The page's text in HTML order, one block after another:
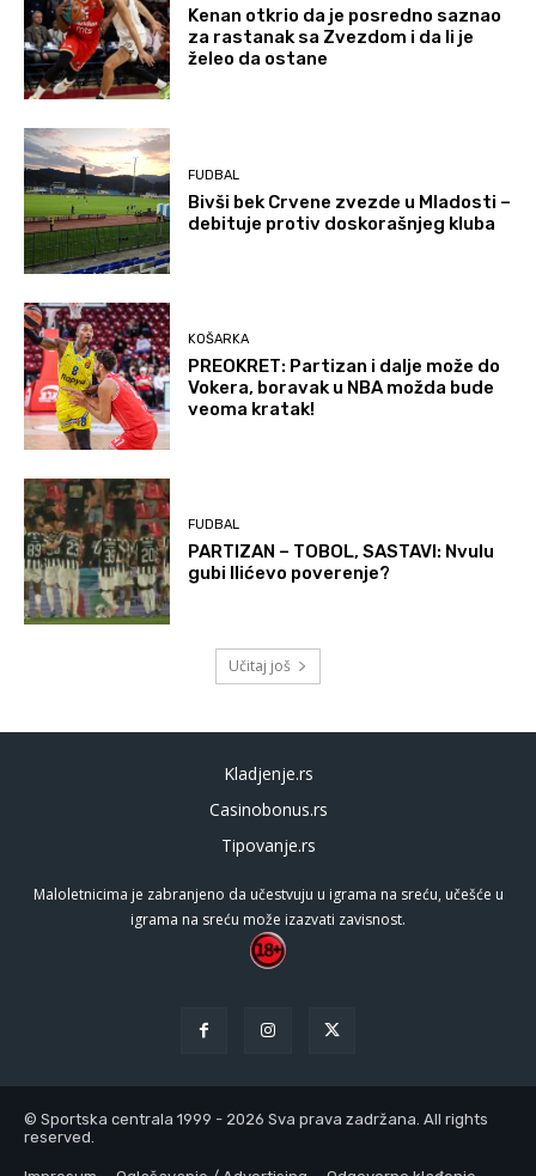
Kenan otkrio da je posredno saznao
za rastanak sa Zvezdom i da li je
želeo da ostane
FUDBAL
Bivši bek Crvene zvezde u Mladosti –
debituje protiv doskorašnjeg kluba
KOŠARKA
PREOKRET: Partizan i dalje može do
Vokera, boravak u NBA možda bude
veoma kratak!
FUDBAL
PARTIZAN – TOBOL, SASTAVI: Nvulu
gubi Ilićevo poverenje?
Učitaj još
Kladjenje.rs
Casinobonus.rs
Tipovanje.rs
Maloletnicima je zabranjeno da učestvuju u igrama na sreću, učešće u
igrama na sreću može izazvati zavisnost.
© Sportska centrala 1999 - 2026 Sva prava zadržana. All rights
reserved.